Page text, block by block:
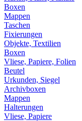
Boxen
Mappen
Taschen
Fixierungen
Objekte, Textilien
Boxen
Vliese, Papiere, Folien
Beutel
Urkunden, Siegel
Archivboxen
Mappen
Halterungen
Vliese, Papiere